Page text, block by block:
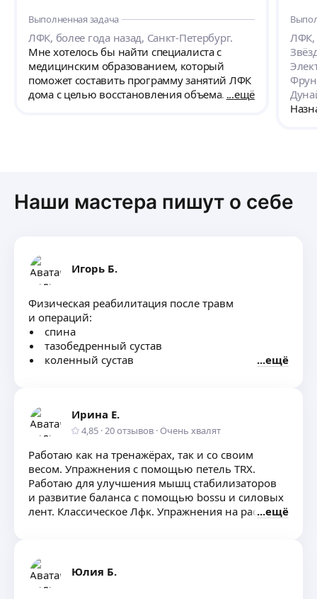
рекомендации и коленям стало уже
намного лучше, да и в целом организм стал
чувствовать себя намного бодрее. спасибо
за вашу работу и советы!
Выполненная задача
ЛФК, более года назад, Санкт-Петербург.
Мне хотелось бы найти специалиста с
медицинским образованием, который
поможет составить программу занятий ЛФК
дома с целью восстановления объема
ещё
у
и
ЛФК,
Наши мастера пишут о себе
Игорь Б.
Физическая реабилитация после травм
и операций:
спина
тазобедренный сустав
коленный сустав
ещё
Ирина Е.
4,85 · 20отзывов · Очень хвалят
Работаю как на тренажёрах, так и со своим
весом. Упражнения с помощью петель TRX.
Работаю для улучшения мышц стабилизаторов
и развитие баланса с помощью bossu и силовых
лент. Классическое Лфк. Упражнения на растяжку
ещё
Юлия Б.